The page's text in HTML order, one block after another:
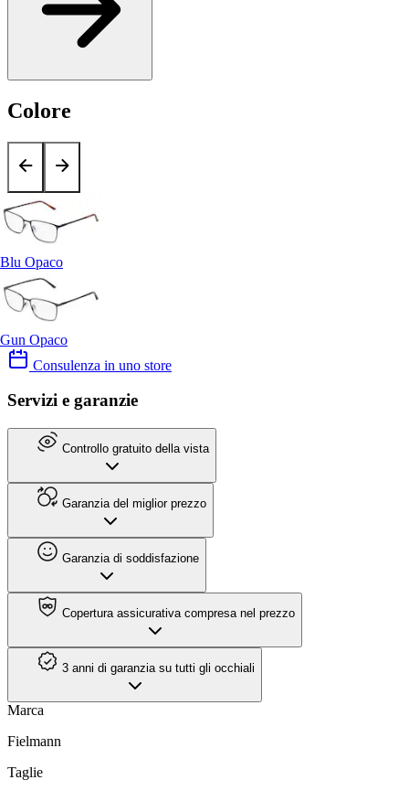
Colore
Blu Opaco
Gun Opaco
Consulenza in uno store
Servizi e garanzie
Controllo gratuito della vista
Garanzia del miglior prezzo
Garanzia di soddisfazione
Copertura assicurativa compresa nel prezzo
3 anni di garanzia su tutti gli occhiali
Marca
Fielmann
Taglie